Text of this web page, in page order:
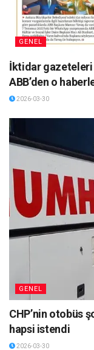
GENEL
İktidar gazeteleri
ABB’den o
2026-03-30
GENEL
CHP’nin otobüs
hapsi istendi
2026-03-30